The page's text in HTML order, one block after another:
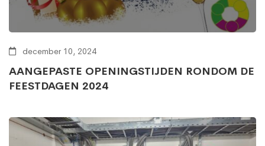
december 10, 2024
AANGEPASTE OPENINGSTIJDEN RONDOM DE
FEESTDAGEN 2024